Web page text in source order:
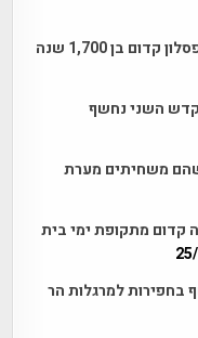
בן 1,700 שנה
השני נחשף
משחיתים מערת
קדום מתקופת ימי בית
בחפירות למרגלות הר